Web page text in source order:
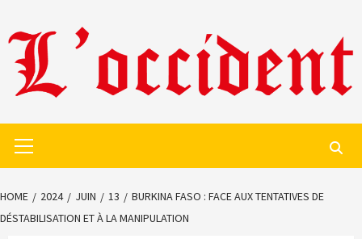
to
content
Menu
HOME 2024 JUIN 13
BURKINA FASO : FACE AUX TENTATIVES DE
DÉSTABILISATION ET À LA MANIPULATION